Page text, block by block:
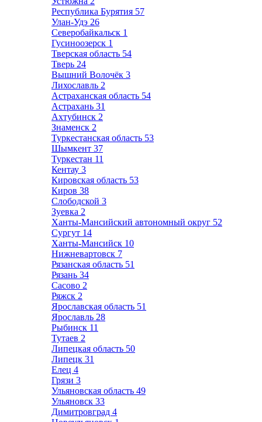
Республика Бурятия 57
Улан-Удэ 26
Северобайкальск 1
Гусиноозерск 1
Тверская область 54
Тверь 24
Вышний Волочёк 3
Лихославль 2
Астраханская область 54
Астрахань 31
Ахтубинск 2
Знаменск 2
Туркестанская область 53
Шымкент 37
Туркестан 11
Кентау 3
Кировская область 53
Киров 38
Слободской 3
Зуевка 2
Ханты-Мансийский автономный округ 52
Сургут 14
Ханты-Мансийск 10
Нижневартовск 7
Рязанская область 51
Рязань 34
Сасово 2
Ряжск 2
Ярославская область 51
Ярославль 28
Рыбинск 11
Тутаев 2
Липецкая область 50
Липецк 31
Елец 4
Грязи 3
Ульяновская область 49
Ульяновск 33
Димитровград 4